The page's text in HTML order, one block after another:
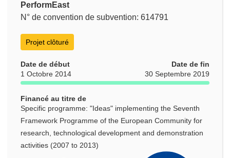
PerformEast
N° de convention de subvention: 614791
Projet clôturé
Date de début
1 Octobre 2014
Date de fin
30 Septembre 2019
Financé au titre de
Specific programme: "Ideas" implementing the Seventh
Framework Programme of the European Community for
research, technological development and demonstration
activities (2007 to 2013)